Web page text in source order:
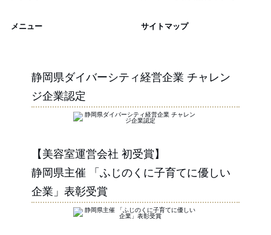
メニュー サイトマップ
静岡県ダイバーシティ経営企業 チャレン
ジ企業認定
【美容室運営会社 初受賞】
静岡県主催 「ふじのくに子育てに優しい
企業」表彰受賞